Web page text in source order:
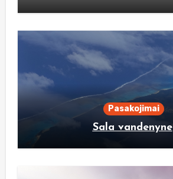
Pasakojimai
Sala vandenyne